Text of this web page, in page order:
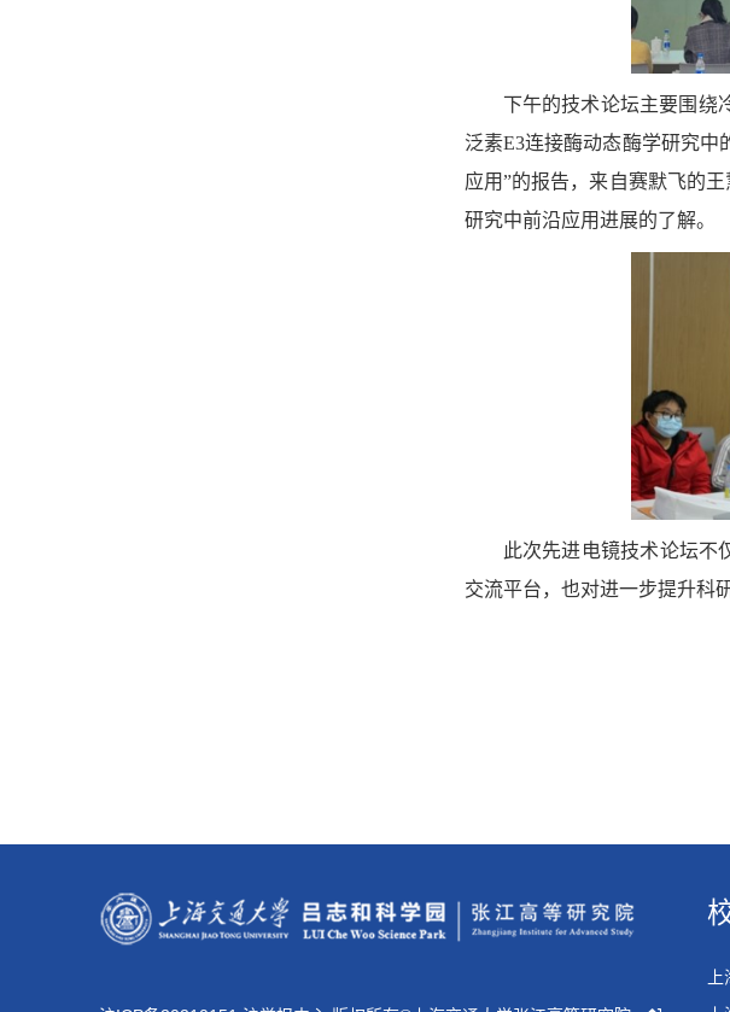
下午的技术论坛主要围绕
泛素E3连接酶动态酶学研究中
应用”的报告，来自赛默飞的
研究中前沿应用进展的了解。
此次先进电镜技术论坛不
交流平台，也对进一步提升科